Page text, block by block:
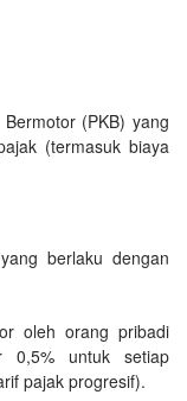
(PKB) yang
(termasuk biaya
berlaku dengan
oleh orang pribadi
0,5% untuk setiap
pajak progresif).